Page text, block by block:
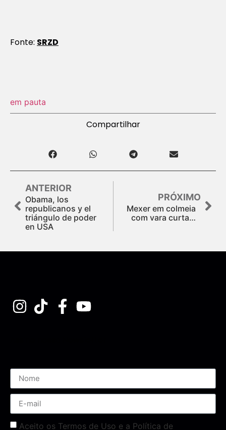
Fonte: SRZD
em pauta
Compartilhar
ANTERIOR
Obama, los
republicanos y el
triángulo de poder
en USA
PRÓXIMO
Mexer em colmeia
com vara curta…
Aceito os Termos de Uso e a Política de